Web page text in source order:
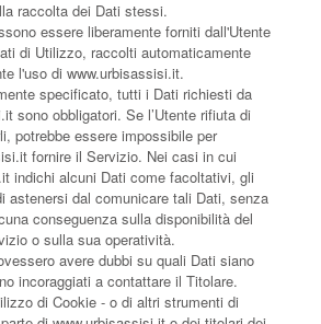
raccolta dei Dati stessi.
essere liberamente forniti dall'Utente
di Utilizzo, raccolti automaticamente
l'uso di www.urbisassisi.it.
specificato, tutti i Dati richiesti da
sono obbligatori. Se l’Utente rifiuta di
potrebbe essere impossibile per
fornire il Servizio. Nei casi in cui
indichi alcuni Dati come facoltativi, gli
astenersi dal comunicare tali Dati, senza
conseguenza sulla disponibilità del
o sulla sua operatività.
avere dubbi su quali Dati siano
incoraggiati a contattare il Titolare.
di Cookie - o di altri strumenti di